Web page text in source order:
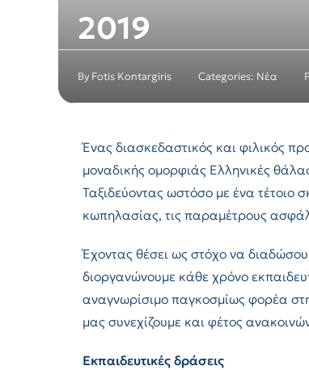
2019
By Fotis Kontargiris Categories: Νέα
Ένας διασκεδαστικός και φιλικός
μοναδικής ομορφιάς Ελληνικές
Ταξιδεύοντας ωστόσο με ένα τέτοιο
κωπηλασίας, τις παραμέτρους
Έχοντας θέσει ως στόχο να
διοργανώνουμε κάθε χρόνο
αναγνωρίσιμο παγκοσμίως φορέα
μας συνεχίζουμε και φέτος
Εκπαιδευτικές δράσεις